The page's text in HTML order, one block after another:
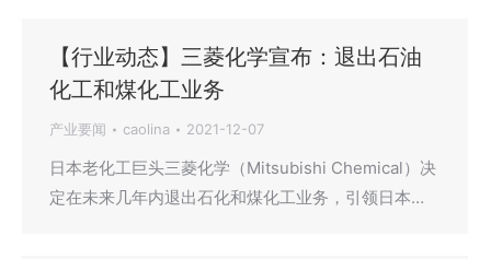
【行业动态】三菱化学宣布：退出石油
化工和煤化工业务
产业要闻 caolina 2021-12-07
日本老化工巨头三菱化学（Mitsubishi Chemical）决
定在未来几年内退出石化和煤化工业务，引领日本…